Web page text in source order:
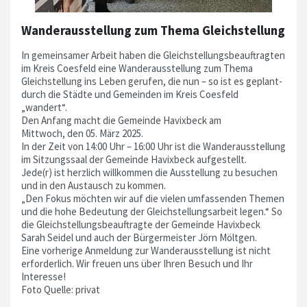
Wanderausstellung zum Thema Gleichstellung
In gemeinsamer Arbeit haben die Gleichstellungsbeauftragten
im Kreis Coesfeld eine Wanderausstellung zum Thema
Gleichstellung ins Leben gerufen, die nun – so ist es geplant-
durch die Städte und Gemeinden im Kreis Coesfeld
„wandert“.
Den Anfang macht die Gemeinde Havixbeck am
Mittwoch, den 05. März 2025.
In der Zeit von 14:00 Uhr – 16:00 Uhr ist die Wanderausstellung
im Sitzungssaal der Gemeinde Havixbeck aufgestellt.
Jede(r) ist herzlich willkommen die Ausstellung zu besuchen
und in den Austausch zu kommen.
„Den Fokus möchten wir auf die vielen umfassenden Themen
und die hohe Bedeutung der Gleichstellungsarbeit legen.“ So
die Gleichstellungsbeauftragte der Gemeinde Havixbeck
Sarah Seidel und auch der Bürgermeister Jörn Möltgen.
Eine vorherige Anmeldung zur Wanderausstellung ist nicht
erforderlich. Wir freuen uns über Ihren Besuch und Ihr
Interesse!
Foto Quelle: privat